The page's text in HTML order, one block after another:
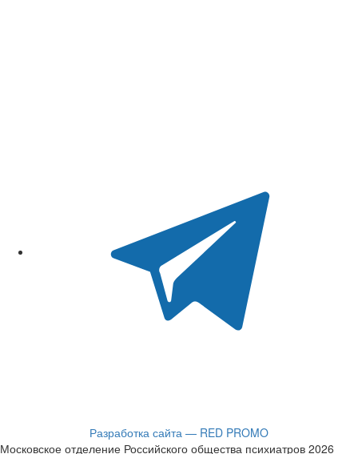
Разработка сайта — RED PROMO
Московское отделение Российского общества психиатров 2026